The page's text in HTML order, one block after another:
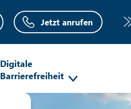
Jetzt anrufen
Digitale
Barrierefreiheit